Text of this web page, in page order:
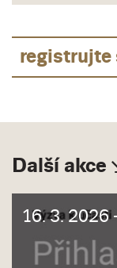
registrujte
Další akce
16. 3. 2026